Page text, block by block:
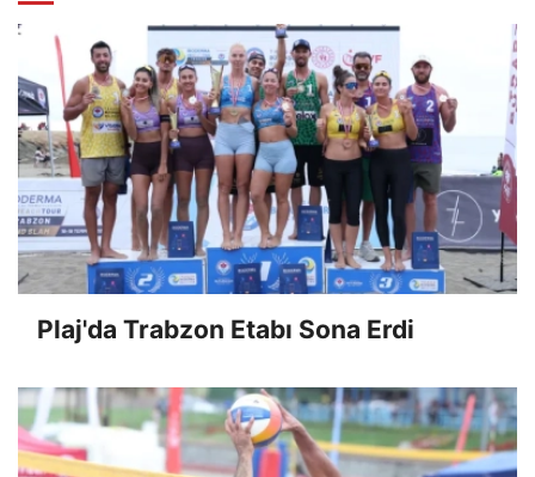
Plaj'da Trabzon Etabı Sona Erdi